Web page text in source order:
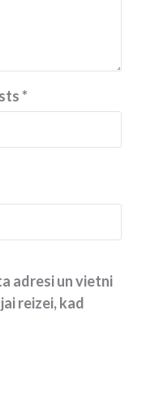
*
adresi un vietni
reizei, kad